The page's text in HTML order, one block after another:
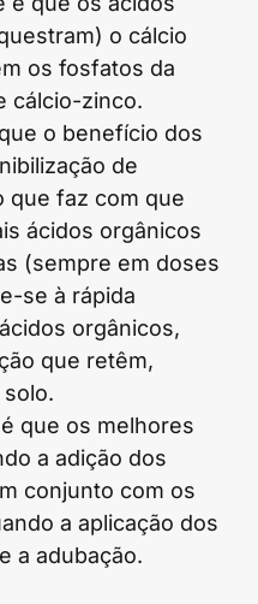
o cálcio
os fosfatos da
cálcio-zinco.
o benefício dos
de
que faz com que
ácidos orgânicos
(sempre em doses
se à rápida
orgânicos,
que retêm,
que os melhores
a adição dos
conjunto com os
a aplicação dos
a adubação.